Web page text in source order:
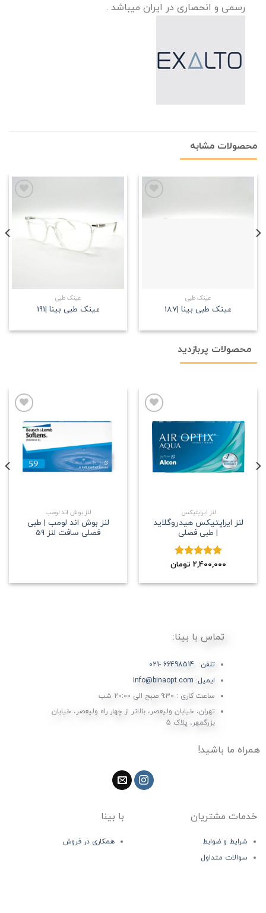
رسمی و انحصاری در ایران میباشد .
محصولات مشابه
عینک طبی
عینک طبی بینا |187
علاقه
مندی
عینک طبی
عینک طبی بینا |191
محصولات پربازدید
مندی
لنز ایراپتیکس
لنز ایراپتیکس هیدروگلاید
| طبی فصلی
نمره5.002,400,000 تومان
علاقه
مندی
لنز بوش اند لومب
لنز بوش اند لومب | طبی
فصلی سافت لنز 59
تماس با بینا:
تلفن: 66498514 -021
ایمیل: info@binaopt.com
ساعت کاری : ۹:۳۰ صبح الی 20:00 شب
تهران، خیابان ولیعصر، بالاتر از چهار راه ولیعصر، خیابان
بزرگمهر، پلاک 5
همراه ما باشید!
خدمات مشتریان
شرایط و ضوابط
سوالات متداول
با بینا
همکاری در فروش